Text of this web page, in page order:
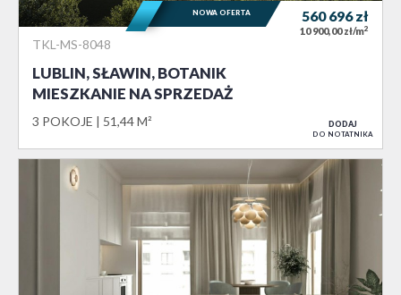
TKL-MS-8048
LUBLIN, SŁAWIN, BOTANIK
MIESZKANIE NA SPRZEDAŻ
3 POKOJE 51,44 M²
560 696zł
10 900,00 zł/m2
NOWA OFERTA
DODAJ
DO NOTATNIKA